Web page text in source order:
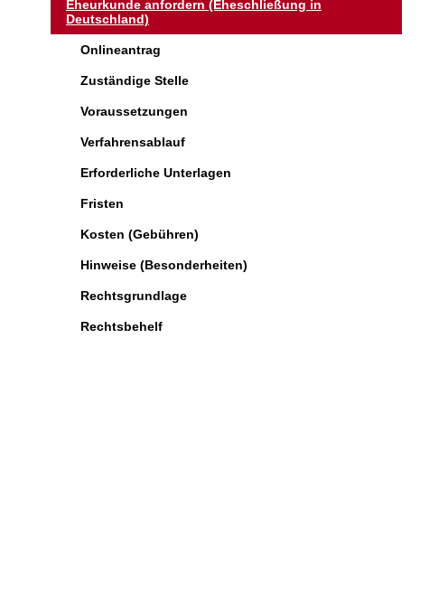
Eheurkunde anfordern (Eheschließung in
Deutschland)
Onlineantrag
Zuständige Stelle
Voraussetzungen
Verfahrensablauf
Erforderliche Unterlagen
Fristen
Kosten (Gebühren)
Hinweise (Besonderheiten)
Rechtsgrundlage
Rechtsbehelf